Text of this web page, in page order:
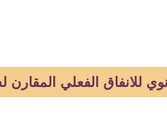
للانفاق الفعلي المقارن لسلطة